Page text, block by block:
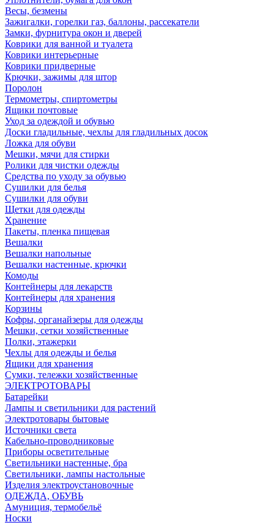
Весы, безмены
Зажигалки, горелки газ, баллоны, рассекатели
Замки, фурнитура окон и дверей
Коврики для ванной и туалета
Коврики интерьерные
Коврики придверные
Крючки, зажимы для штор
Поролон
Термометры, спиртометры
Ящики почтовые
Уход за одеждой и обувью
Доски гладильные, чехлы для гладильных досок
Ложка для обуви
Мешки, мячи для стирки
Ролики для чистки одежды
Средства по уходу за обувью
Сушилки для белья
Сушилки для обуви
Щетки для одежды
Хранение
Пакеты, пленка пищевая
Вешалки
Вешалки напольные
Вешалки настенные, крючки
Комоды
Контейнеры для лекарств
Контейнеры для хранения
Корзины
Кофры, органайзеры для одежды
Мешки, сетки хозяйственные
Полки, этажерки
Чехлы для одежды и белья
Ящики для хранения
Сумки, тележки хозяйственные
ЭЛЕКТРОТОВАРЫ
Батарейки
Лампы и светильники для растений
Электротовары бытовые
Источники света
Кабельно-проводниковые
Приборы осветительные
Светильники настенные, бра
Светильники, лампы настольные
Изделия электроустановочные
ОДЕЖДА, ОБУВЬ
Амуниция, термобельё
Носки